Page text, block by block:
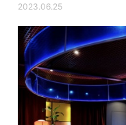
2023.06.25